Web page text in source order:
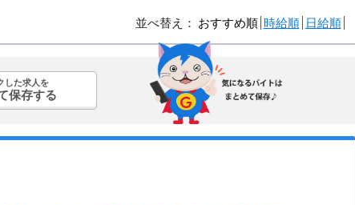
並べ替え： おすすめ順 時給順 日給順
した求人を
保存する